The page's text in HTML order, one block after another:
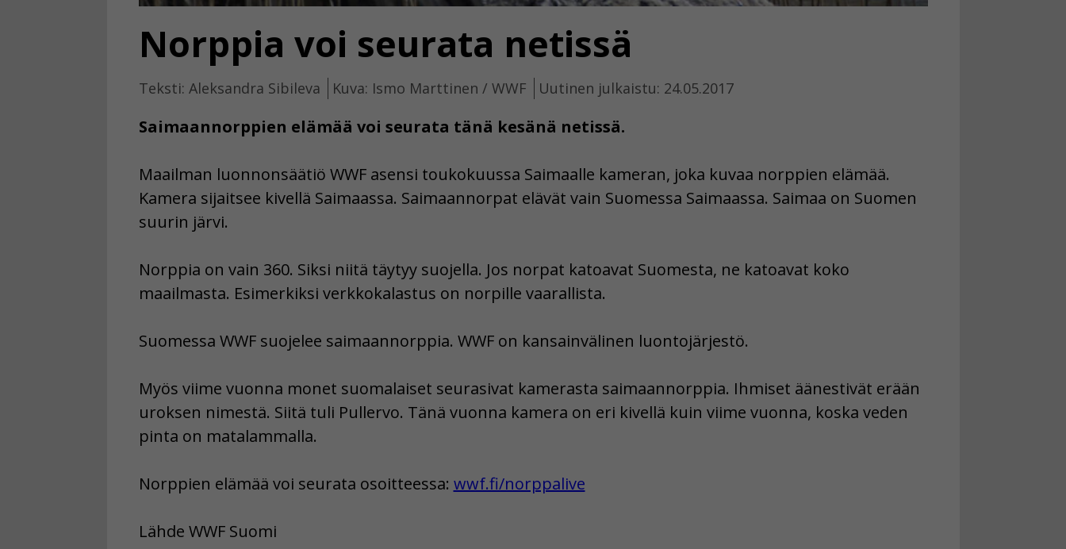
Norppia voi seurata netissä
Teksti: Aleksandra Sibileva Kuva: Ismo Marttinen / WWF Uutinen julkaistu: 24.05.2017
Saimaannorppien elämää voi seurata tänä kesänä netissä.
Maailman luonnonsäätiö WWF asensi toukokuussa Saimaalle kameran, joka kuvaa norppien elämää.
Kamera sijaitsee kivellä Saimaassa. Saimaannorpat elävät vain Suomessa Saimaassa. Saimaa on Suomen
suurin järvi.
Norppia on vain 360. Siksi niitä täytyy suojella. Jos norpat katoavat Suomesta, ne katoavat koko
maailmasta. Esimerkiksi verkkokalastus on norpille vaarallista.
Suomessa WWF suojelee saimaannorppia. WWF on kansainvälinen luontojärjestö.
Myös viime vuonna monet suomalaiset seurasivat kamerasta saimaannorppia. Ihmiset äänestivät erään
uroksen nimestä. Siitä tuli Pullervo. Tänä vuonna kamera on eri kivellä kuin viime vuonna, koska veden
pinta on matalammalla.
Norppien elämää voi seurata osoitteessa: wwf.fi/norppalive
Lähde WWF Suomi